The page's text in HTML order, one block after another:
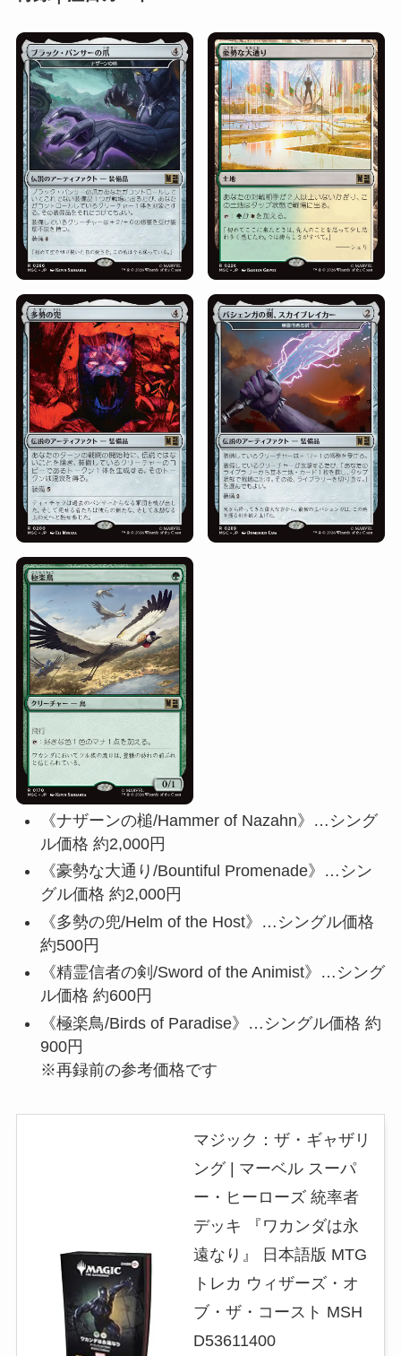
《ナザーンの槌/Hammer of Nazahn》…シング
ル価格 約2,000円
《豪勢な大通り/Bountiful Promenade》…シン
グル価格 約2,000円
《多勢の兜/Helm of the Host》…シングル価格
約500円
《精霊信者の剣/Sword of the Animist》…シング
ル価格 約600円
《極楽鳥/Birds of Paradise》…シングル価格 約
900円
※再録前の参考価格です
マジック：ザ・ギャザリ
ング | マーベル スーパ
ー・ヒーローズ 統率者
デッキ 『ワカンダは永
遠なり』 日本語版 MTG
トレカ ウィザーズ・オ
ブ・ザ・コースト MSH
D53611400